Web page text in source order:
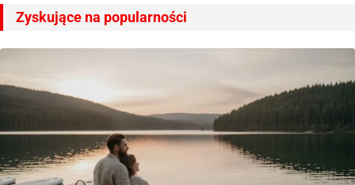
Zyskujące na popularności